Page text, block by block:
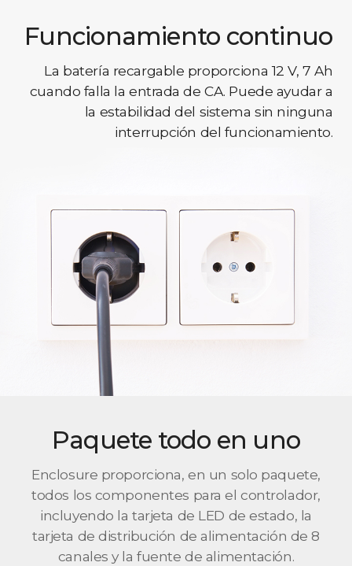
Funcionamiento continuo
La batería recargable proporciona 12 V, 7 Ah
cuando falla la entrada de CA. Puede ayudar a
la estabilidad del sistema sin ninguna
interrupción del funcionamiento.
Paquete todo en uno
Enclosure proporciona, en un solo paquete,
todos los componentes para el controlador,
incluyendo la tarjeta de LED de estado, la
tarjeta de distribución de alimentación de 8
canales y la fuente de alimentación.